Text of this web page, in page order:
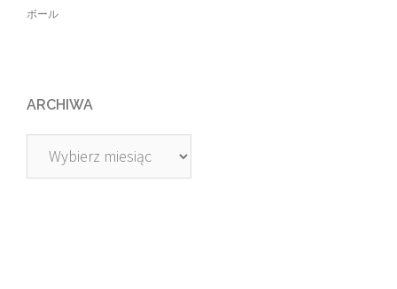
ボール
ARCHIWA
Archiwa